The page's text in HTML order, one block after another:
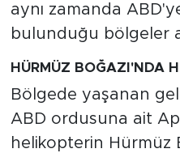
aynı zamanda
bulunduğu bölgeler
HÜRMÜZ BOĞAZI'NDA
Bölgede yaşanan
ABD ordusuna ait
helikopterin Hürmüz